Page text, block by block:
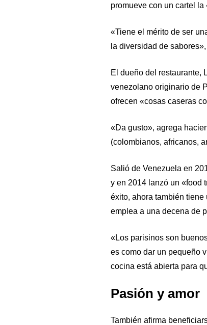
promueve con un cartel la
«Tiene el mérito de ser
la diversidad de
El dueño del restaurante,
venezolano originario de
ofrecen «cosas caseras
«Da gusto», agrega
(colombianos, africanos,
Salió de Venezuela en
y en 2014 lanzó un «food
éxito, ahora también
emplea a una decena de
«Los parisinos son
es como dar un pequeño
cocina está abierta para
Pasión y amor
También afirma